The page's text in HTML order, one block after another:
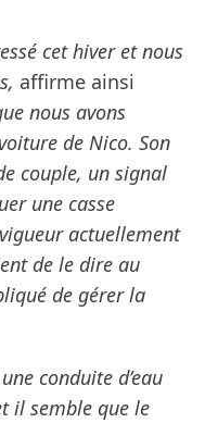
cet hiver et nous
affirme ainsi
nous avons
de Nico. Son
couple, un signal
une casse
actuellement
de le dire au
de gérer la
conduite d’eau
il semble que le